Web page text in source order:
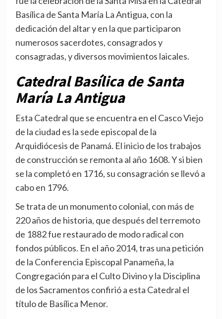
Basílica de Santa María La Antigua, con la
dedicación del altar y en la que participaron
numerosos sacerdotes, consagrados y
consagradas, y diversos movimientos laicales.
Catedral Basílica de Santa
María La Antigua
Esta Catedral que se encuentra en el Casco Viejo
de la ciudad es la sede episcopal de la
Arquidiócesis de Panamá. El inicio de los trabajos
de construcción se remonta al año 1608. Y si bien
se la completó en 1716, su consagración se llevó a
cabo en 1796.
Se trata de un monumento colonial, con más de
220 años de historia, que después del terremoto
de 1882 fue restaurado de modo radical con
fondos públicos. En el año 2014, tras una petición
de la Conferencia Episcopal Panameña, la
Congregación para el Culto Divino y la Disciplina
de los Sacramentos confirió a esta Catedral el
título de Basílica Menor.